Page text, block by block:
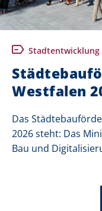
Stadtentwicklung
Westfalen
Das
2026 steht: Das
Bau und